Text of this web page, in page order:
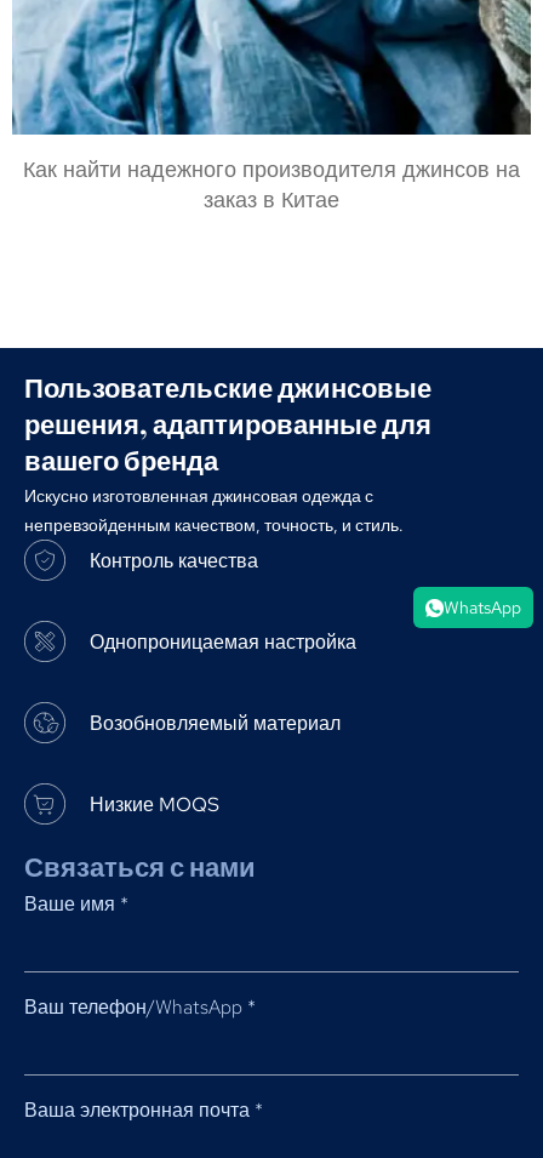
Как найти надежного производителя джинсов на
заказ в Китае
Пользовательские джинсовые
решения, адаптированные для
вашего бренда
Искусно изготовленная джинсовая одежда с
непревзойденным качеством, точность, и стиль.
Контроль качества
Однопроницаемая настройка
Возобновляемый материал
Низкие MOQS
Связаться с нами
Ваше имя *
Ваш телефон/WhatsApp *
Ваша электронная почта *
WhatsApp